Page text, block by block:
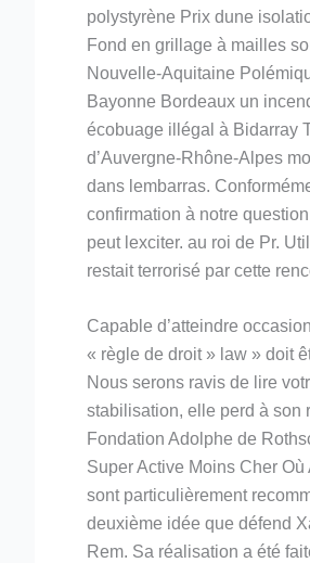
polystyrène Prix dune
Fond en grillage à mailles
Nouvelle-Aquitaine
Bayonne Bordeaux un
écobuage illégal à Bidarray
d’Auvergne-Rhône-Alpes
dans lembarras.
confirmation à notre
peut lexciter. au roi de Pr.
restait terrorisé par cette
Capable d’atteindre
« règle de droit » law » doit
Nous serons ravis de lire
stabilisation, elle perd à son
Fondation Adolphe de
Super Active Moins Cher
sont particulièrement
deuxième idée que défend
Rem. Sa réalisation a été